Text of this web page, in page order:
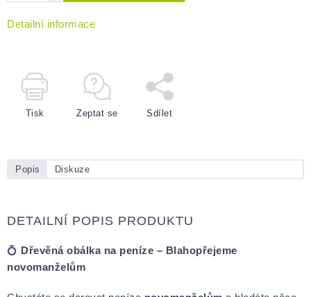
Detailní informace
Tisk Zeptat se Sdílet
Popis Diskuze
DETAILNÍ POPIS PRODUKTU
💍 Dřevěná obálka na peníze – Blahopřejeme
novomanželům